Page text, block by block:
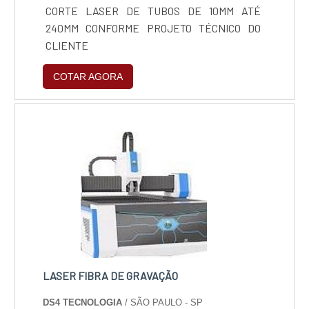
CORTE LASER DE TUBOS DE 10MM ATÉ
240MM CONFORME PROJETO TÉCNICO DO
CLIENTE
COTAR AGORA
LASER FIBRA DE GRAVAÇÃO
DS4 TECNOLOGIA / SÃO PAULO - SP